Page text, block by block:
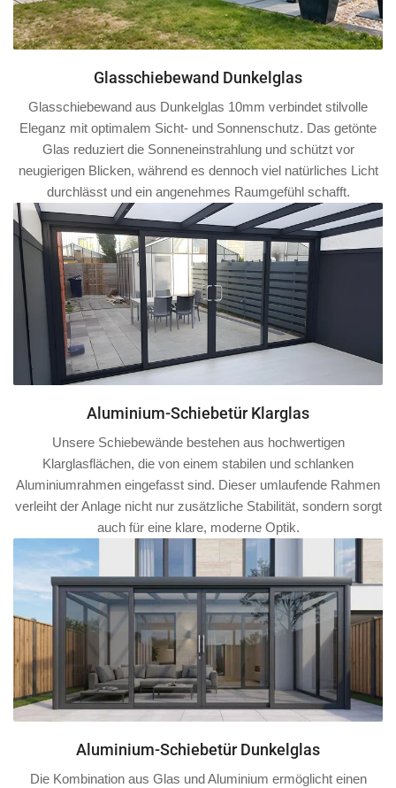
Glasschiebewand Dunkelglas
Glasschiebewand aus Dunkelglas 10mm verbindet stilvolle
Eleganz mit optimalem Sicht- und Sonnenschutz. Das getönte
Glas reduziert die Sonneneinstrahlung und schützt vor
neugierigen Blicken, während es dennoch viel natürliches Licht
durchlässt und ein angenehmes Raumgefühl schafft.
Aluminium-Schiebetür Klarglas
Unsere Schiebewände bestehen aus hochwertigen
Klarglasflächen, die von einem stabilen und schlanken
Aluminiumrahmen eingefasst sind. Dieser umlaufende Rahmen
verleiht der Anlage nicht nur zusätzliche Stabilität, sondern sorgt
auch für eine klare, moderne Optik.
Aluminium-Schiebetür Dunkelglas
Die Kombination aus Glas und Aluminium ermöglicht einen